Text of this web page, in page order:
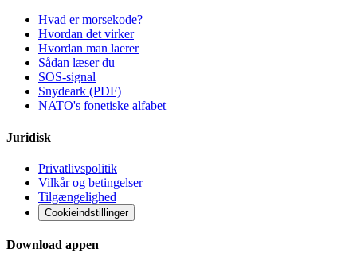
Hvad er morsekode?
Hvordan det virker
Hvordan man laerer
Sådan læser du
SOS-signal
Snydeark (PDF)
NATO's fonetiske alfabet
Juridisk
Privatlivspolitik
Vilkår og betingelser
Tilgængelighed
Cookieindstillinger
Download appen